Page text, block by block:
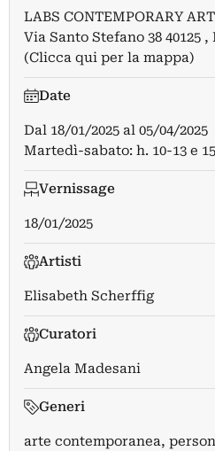
LABS CONTEMPORARY ART
Via Santo Stefano 38 40125
(Clicca qui per la mappa)
Date
Dal 18/01/2025 al 05/04/2025
Martedì-sabato: h. 10-13 e
Vernissage
18/01/2025
Artisti
Elisabeth Scherffig
Curatori
Angela Madesani
Generi
arte contemporanea,